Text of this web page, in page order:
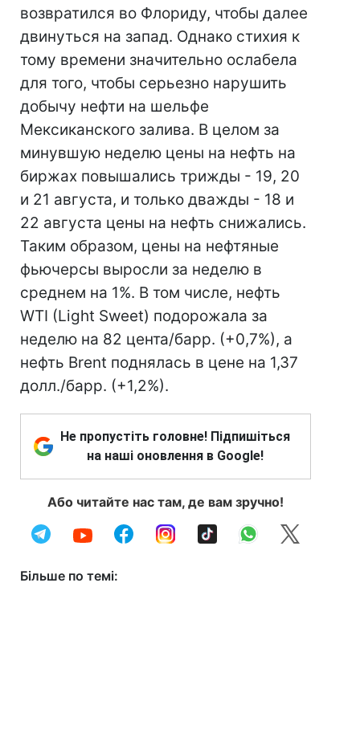
возвратился во Флориду, чтобы далее
двинуться на запад. Однако стихия к
тому времени значительно ослабела
для того, чтобы серьезно нарушить
добычу нефти на шельфе
Мексиканского залива. В целом за
минувшую неделю цены на нефть на
биржах повышались трижды - 19, 20
и 21 августа, и только дважды - 18 и
22 августа цены на нефть снижались.
Таким образом, цены на нефтяные
фьючерсы выросли за неделю в
среднем на 1%. В том числе, нефть
WTI (Light Sweet) подорожала за
неделю на 82 цента/барр. (+0,7%), а
нефть Brent поднялась в цене на 1,37
долл./барр. (+1,2%).
Не пропустіть головне! Підпишіться
на наші оновлення в Google!
Або читайте нас там, де вам зручно!
Більше по темі: